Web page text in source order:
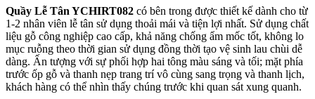
Quầy Lễ Tân YCHIRT082 có bên trong được thiết kế dành cho từ
1-2 nhân viên lễ tân sử dụng thoải mái và tiện lợi nhất. Sử dụng chất
liệu gỗ công nghiệp cao cấp, khả năng chống ẩm mốc tốt, không lo
mục ruỗng theo thời gian sử dụng đồng thời tạo vệ sinh lau chùi dễ
dàng. Ấn tượng với sự phối hợp hai tông màu sáng và tối; mặt phía
trước ốp gỗ và thanh nẹp trang trí vô cùng sang trọng và thanh lịch,
khách hàng có thể nhìn thấy chúng trước khi quan sát xung quanh.